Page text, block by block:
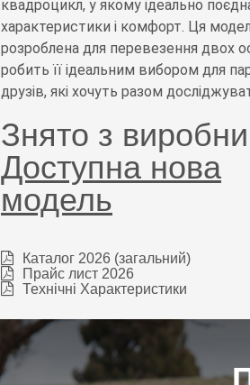
квадроцикл, у якому ідеально
характеристики і комфорт. Ця
розроблена для перевезення двох
робить її ідеальним вибором для
друзів, які хочуть разом
Знято з
Доступна нова
модель
Каталог 2026 (загальний)
Прайс лист 2026
Технічні Характеристики